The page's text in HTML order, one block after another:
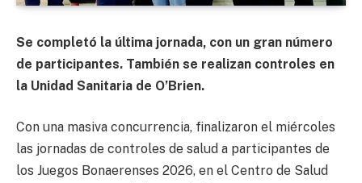
Se completó la última jornada, con un gran número
de participantes. También se realizan controles en
la Unidad Sanitaria de O’Brien.
Con una masiva concurrencia, finalizaron el miércoles
las jornadas de controles de salud a participantes de
los Juegos Bonaerenses 2026, en el Centro de Salud